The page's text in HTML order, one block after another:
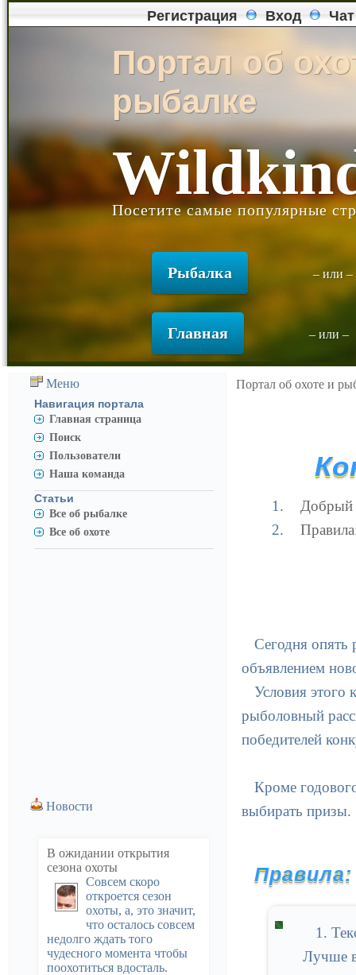
Регистрация Вход
Портал об
рыбалке
Посетите самые популярные
Рыбалка – или
Главная – или –
Меню
Навигация портала
Главная страница
Поиск
Пользователи
Наша команда
Статьи
Все об рыбалке
Все об охоте
Новости
В ожидании открытия
сезона охоты
Совсем скоро
откроется сезон
охоты, а, это значит,
что осталось совсем
недолго ждать того
чудесного момента чтобы
поохотиться вдосталь.
Портал об охоте и
Добрый
Сегодня опять
объявлением
Условия этого
рыболовный
победителей
Кроме
выбирать призы.
Правила:
1.
Лучше